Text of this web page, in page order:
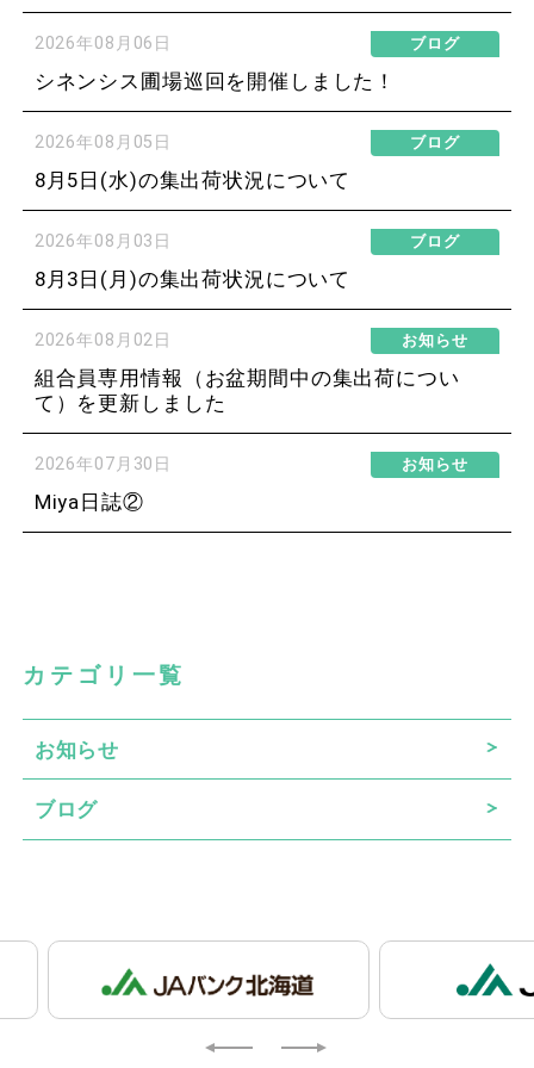
2026年08月06日 ブログ
シネンシス圃場巡回を開催しました！
2026年08月05日 ブログ
8月5日(水)の集出荷状況について
2026年08月03日 ブログ
8月3日(月)の集出荷状況について
2026年08月02日 お知らせ
組合員専用情報（お盆期間中の集出荷につい
て）を更新しました
2026年07月30日 お知らせ
Miya日誌②
カテゴリ一覧
お知らせ
ブログ